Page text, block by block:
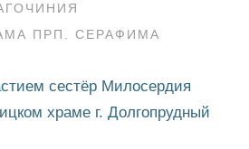
ПРП. СЕРАФИМА
сестёр Милосердия
храме г. Долгопрудный